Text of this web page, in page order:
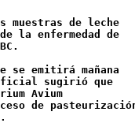
muestras de leche
la enfermedad de
se emitirá mañana
oficial sugirió que
Avium
de